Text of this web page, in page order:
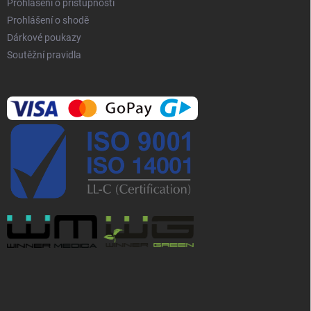
Prohlášení o přístupnosti
Prohlášení o shodě
Dárkové poukazy
Soutěžní pravidla